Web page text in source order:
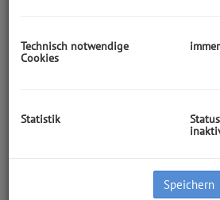
Beschreibung
Kärnten! Dieses charmante Sacherl,
Technisch notwendige
Cookies
Statistik
Speichern